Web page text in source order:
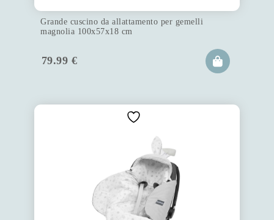
Grande cuscino da allattamento per gemelli
magnolia 100x57x18 cm
79.99 €